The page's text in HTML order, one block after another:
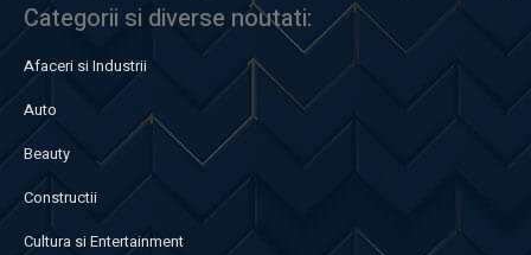
Categorii si diverse noutati:
Afaceri si Industrii
Auto
Beauty
Constructii
Cultura si Entertainment